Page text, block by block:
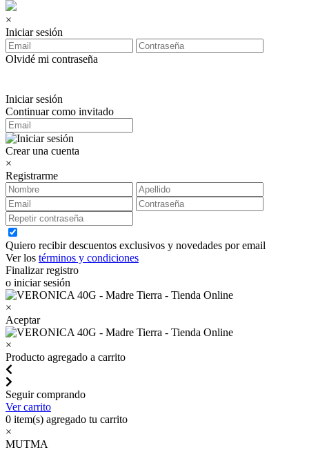
×
Iniciar sesión
Olvidé mi contraseña
Iniciar sesión
Continuar como invitado
Crear una cuenta
×
Registrarme
Quiero recibir descuentos exclusivos y novedades por email
Ver los términos y condiciones
Finalizar registro
o iniciar sesión
×
Aceptar
×
Producto agregado a carrito
Seguir comprando
Ver carrito
0 item(s) agregado tu carrito
×
MUTMA